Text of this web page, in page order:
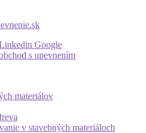
Google
materiálov
v stavebných materiáloch